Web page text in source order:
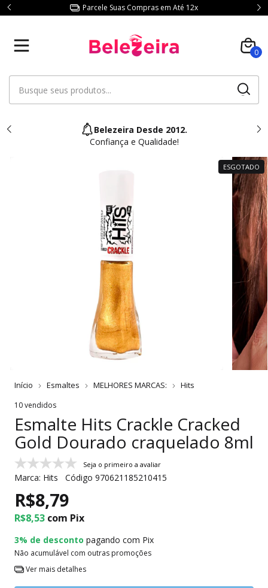
Parcele Suas Compras em Até 12x
0
Belezeira Desde 2012.
Confiança e Qualidade!
ESGOTADO
Início Esmaltes MELHORES MARCAS: Hits
10 vendidos
Esmalte Hits Crackle Cracked
Gold Dourado craquelado 8ml
Seja o primeiro a avaliar
Marca: Hits Código 970621185210415
R$8,79
R$8,53 com Pix
3% de desconto pagando com Pix
Não acumulável com outras promoções
Ver mais detalhes